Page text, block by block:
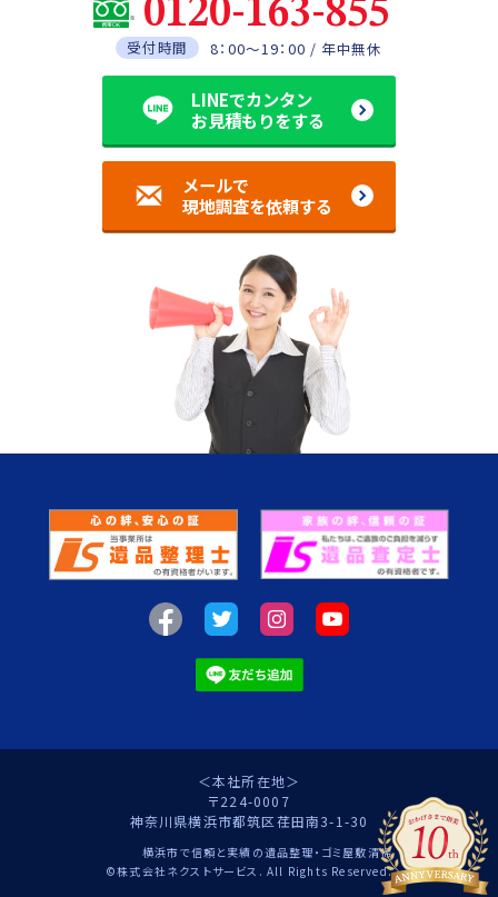
0120-163-855
受付時間 8：00～19：00 / 年中無休
LINEでカンタン
お見積もりをする
メールで
現地調査を依頼する
＜本社所在地＞
〒224-0007
神奈川県横浜市都筑区荏田南3-1-30
横浜市で信頼と実績の遺品整理・ゴミ屋敷清掃
©株式会社ネクストサービス. All Rights Reserved.